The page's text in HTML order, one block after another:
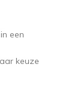
een
keuze